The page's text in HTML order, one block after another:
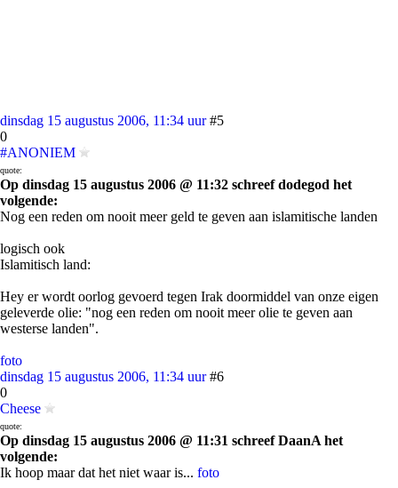
dinsdag 15 augustus 2006, 11:34 uur #5
0
#ANONIEM
quote:
Op dinsdag 15 augustus 2006 @ 11:32 schreef dodegod het
volgende:
Nog een reden om nooit meer geld te geven aan islamitische landen
logisch ook
Islamitisch land:
Hey er wordt oorlog gevoerd tegen Irak doormiddel van onze eigen
geleverde olie: "nog een reden om nooit meer olie te geven aan
westerse landen".
foto
dinsdag 15 augustus 2006, 11:34 uur #6
0
Cheese
quote:
Op dinsdag 15 augustus 2006 @ 11:31 schreef DaanA het
volgende:
Ik hoop maar dat het niet waar is... foto